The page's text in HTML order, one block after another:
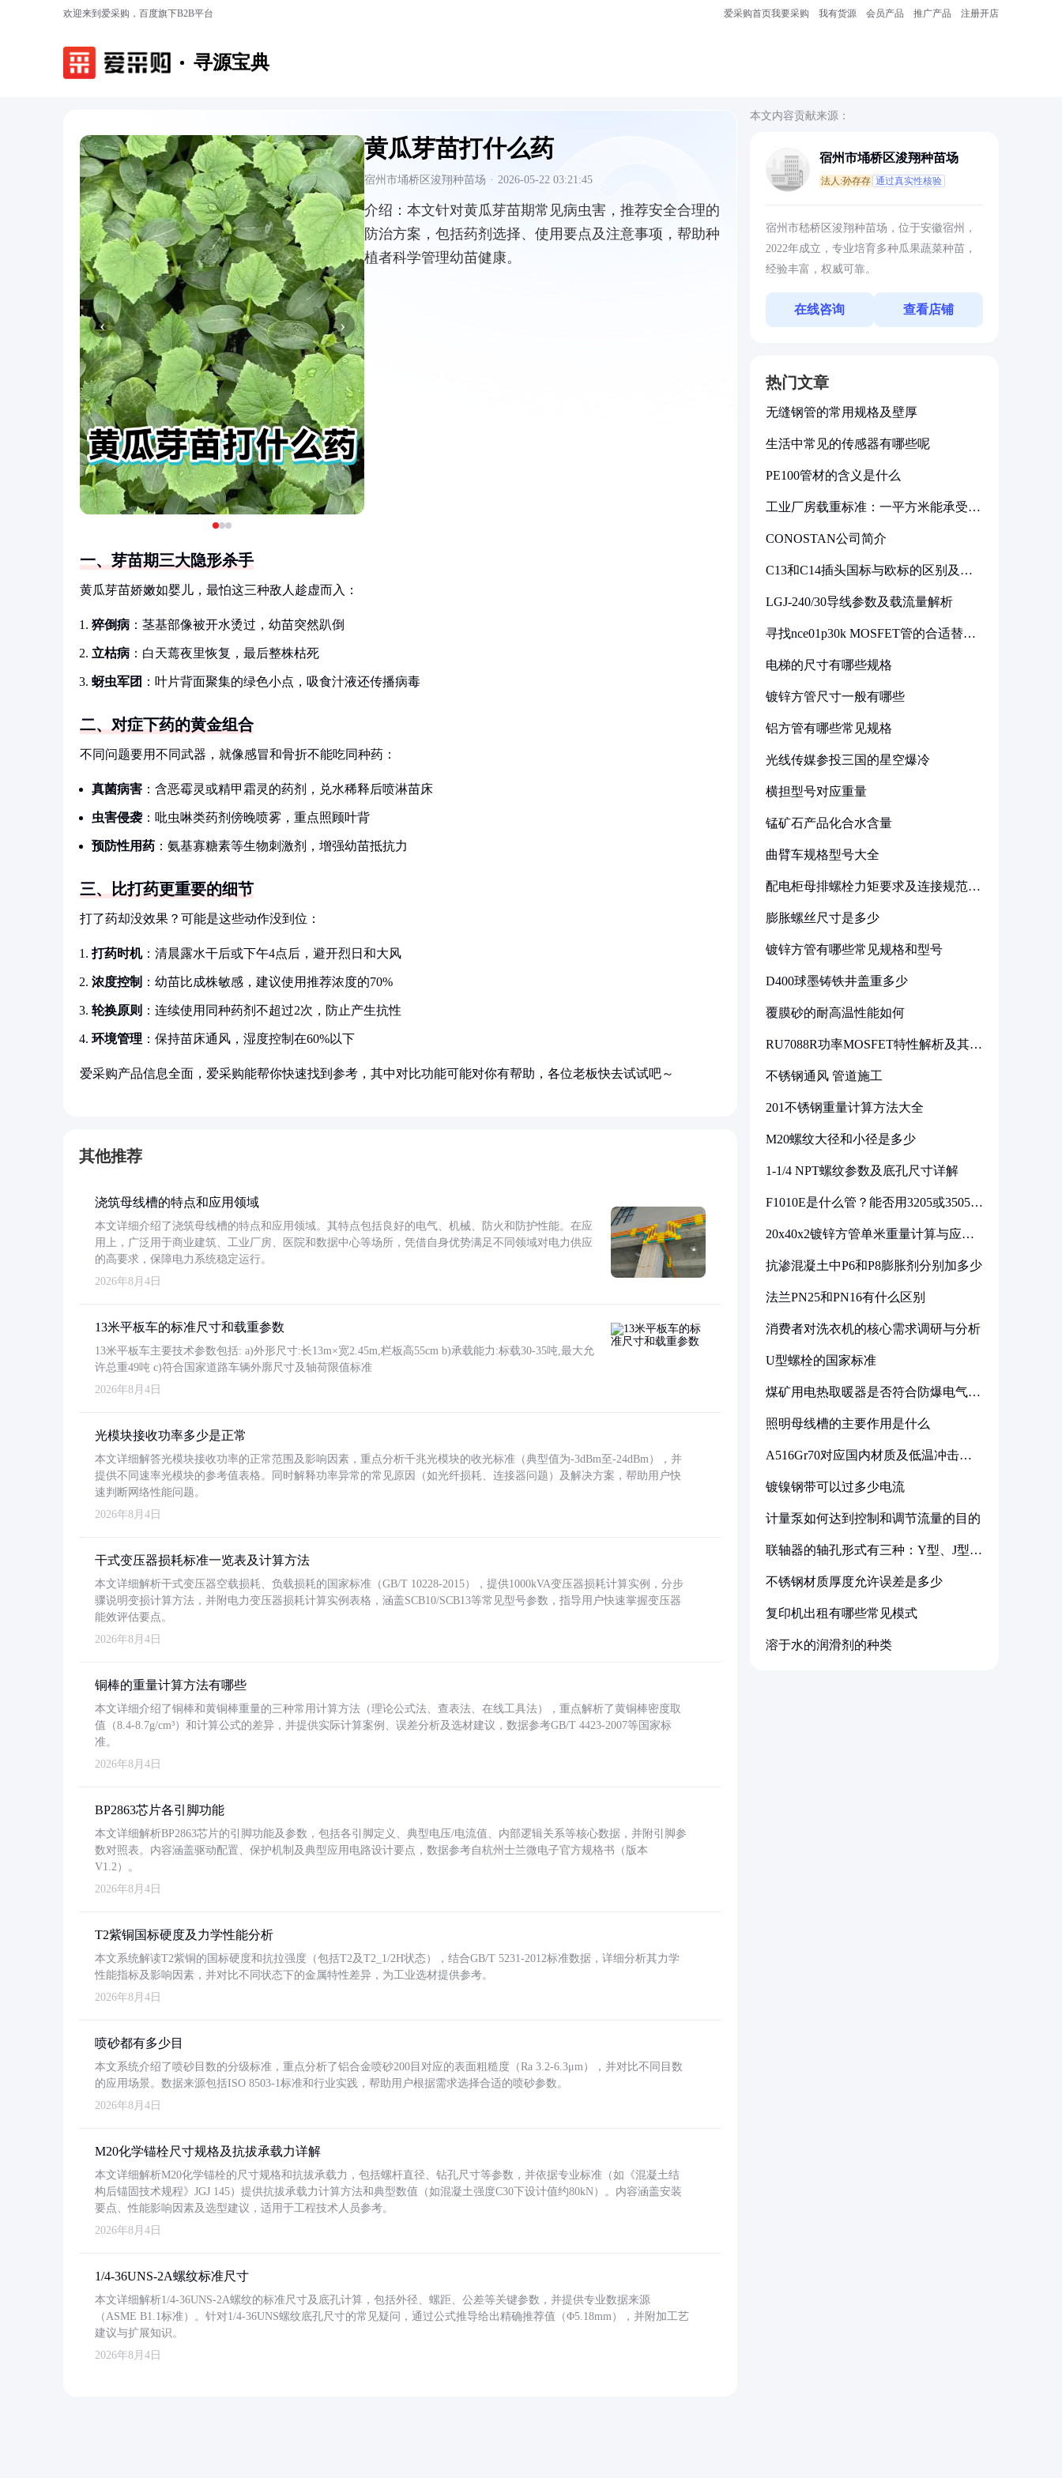
欢迎来到爱采购，百度旗下B2B平台 爱采购首页我要采购 我有货源 会员产品 推广产品 注册开店
寻源宝典
‹ ›
黄瓜芽苗打什么药
宿州市埇桥区浚翔种苗场 · 2026-05-22 03:21:45
介绍： 本文针对黄瓜芽苗期常见病虫害，推荐安全合理的
防治方案，包括药剂选择、使用要点及注意事项，帮助种
植者科学管理幼苗健康。
一、芽苗期三大隐形杀手
黄瓜芽苗娇嫩如婴儿，最怕这三种敌人趁虚而入：
猝倒病 ：茎基部像被开水烫过，幼苗突然趴倒
立枯病 ：白天蔫夜里恢复，最后整株枯死
蚜虫军团 ：叶片背面聚集的绿色小点，吸食汁液还传播病毒
二、对症下药的黄金组合
不同问题要用不同武器，就像感冒和骨折不能吃同种药：
真菌病害 ：含恶霉灵或精甲霜灵的药剂，兑水稀释后喷淋苗床
虫害侵袭：吡虫啉类药剂傍晚喷雾，重点照顾叶背
预防性用药 ：氨基寡糖素等生物刺激剂，增强幼苗抵抗力
三、比打药更重要的细节
打了药却没效果？可能是这些动作没到位：
打药时机：清晨露水干后或下午4点后，避开烈日和大风
浓度控制 ：幼苗比成株敏感，建议使用推荐浓度的70%
轮换原则 ：连续使用同种药剂不超过2次，防止产生抗性
环境管理 ：保持苗床通风，湿度控制在60%以下
爱采购产品信息全面，爱采购能帮你快速找到参考，其中对比功能可能对你有帮助，各位老板快去试试吧～
其他推荐
浇筑母线槽的特点和应用领域
本文详细介绍了浇筑母线槽的特点和应用领域。其特点包括良好的电气、机械、防火和防护性能。在应
用上，广泛用于商业建筑、工业厂房、医院和数据中心等场所，凭借自身优势满足不同领域对电力供应
的高要求，保障电力系统稳定运行。
2026年8月4日
13米平板车的标准尺寸和载重参数
13米平板车主要技术参数包括: a)外形尺寸:长13m×宽2.45m,栏板高55cm b)承载能力:标载30-35吨,最大允
许总重49吨 c)符合国家道路车辆外廓尺寸及轴荷限值标准
2026年8月4日
光模块接收功率多少是正常
本文详细解答光模块接收功率的正常范围及影响因素，重点分析千兆光模块的收光标准（典型值为-3dBm至-24dBm），并
提供不同速率光模块的参考值表格。同时解释功率异常的常见原因（如光纤损耗、连接器问题）及解决方案，帮助用户快
速判断网络性能问题。
2026年8月4日
干式变压器损耗标准一览表及计算方法
本文详细解析干式变压器空载损耗、负载损耗的国家标准（GB/T 10228-2015），提供1000kVA变压器损耗计算实例，分步
骤说明变损计算方法，并附电力变压器损耗计算实例表格，涵盖SCB10/SCB13等常见型号参数，指导用户快速掌握变压器
能效评估要点。
2026年8月4日
铜棒的重量计算方法有哪些
本文详细介绍了铜棒和黄铜棒重量的三种常用计算方法（理论公式法、查表法、在线工具法），重点解析了黄铜棒密度取
值（8.4-8.7g/cm³）和计算公式的差异，并提供实际计算案例、误差分析及选材建议，数据参考GB/T 4423-2007等国家标
准。
2026年8月4日
BP2863芯片各引脚功能
本文详细解析BP2863芯片的引脚功能及参数，包括各引脚定义、典型电压/电流值、内部逻辑关系等核心数据，并附引脚参
数对照表。内容涵盖驱动配置、保护机制及典型应用电路设计要点，数据参考自杭州士兰微电子官方规格书（版本
V1.2）。
2026年8月4日
T2紫铜国标硬度及力学性能分析
本文系统解读T2紫铜的国标硬度和抗拉强度（包括T2及T2_1/2H状态），结合GB/T 5231-2012标准数据，详细分析其力学
性能指标及影响因素，并对比不同状态下的金属特性差异，为工业选材提供参考。
2026年8月4日
喷砂都有多少目
本文系统介绍了喷砂目数的分级标准，重点分析了铝合金喷砂200目对应的表面粗糙度（Ra 3.2-6.3μm），并对比不同目数
的应用场景。数据来源包括ISO 8503-1标准和行业实践，帮助用户根据需求选择合适的喷砂参数。
2026年8月4日
M20化学锚栓尺寸规格及抗拔承载力详解
本文详细解析M20化学锚栓的尺寸规格和抗拔承载力，包括螺杆直径、钻孔尺寸等参数，并依据专业标准（如《混凝土结
构后锚固技术规程》JGJ 145）提供抗拔承载力计算方法和典型数值（如混凝土强度C30下设计值约80kN）。内容涵盖安装
要点、性能影响因素及选型建议，适用于工程技术人员参考。
2026年8月4日
1/4-36UNS-2A螺纹标准尺寸
本文详细解析1/4-36UNS-2A螺纹的标准尺寸及底孔计算，包括外径、螺距、公差等关键参数，并提供专业数据来源
（ASME B1.1标准）。针对1/4-36UNS螺纹底孔尺寸的常见疑问，通过公式推导给出精确推荐值（Φ5.18mm），并附加工艺
建议与扩展知识。
2026年8月4日
本文内容贡献来源：
宿州市埇桥区浚翔种苗场
法人:孙存存 通过真实性核验
宿州市嵇桥区浚翔种苗场，位于安徽宿州，
2022年成立，专业培育多种瓜果蔬菜种苗，
经验丰富，权威可靠。
在线咨询 查看店铺
热门文章
无缝钢管的常用规格及壁厚
生活中常见的传感器有哪些呢
PE100管材的含义是什么
工业厂房载重标准：一平方米能承受多
CONOSTAN公司简介
C13和C14插头国标与欧标的区别及其
LGJ-240/30导线参数及载流量解析
寻找nce01p30k MOSFET管的合适替代
电梯的尺寸有哪些规格
镀锌方管尺寸一般有哪些
铝方管有哪些常见规格
光线传媒参投三国的星空爆冷
横担型号对应重量
锰矿石产品化合水含量
曲臂车规格型号大全
配电柜母排螺栓力矩要求及连接规范详
膨胀螺丝尺寸是多少
镀锌方管有哪些常见规格和型号
D400球墨铸铁井盖重多少
覆膜砂的耐高温性能如何
RU7088R功率MOSFET特性解析及其在
不锈钢通风 管道施工
201不锈钢重量计算方法大全
M20螺纹大径和小径是多少
1-1/4 NPT螺纹参数及底孔尺寸详解
F1010E是什么管？能否用3205或3505代
20x40x2镀锌方管单米重量计算与应用
抗渗混凝土中P6和P8膨胀剂分别加多少
法兰PN25和PN16有什么区别
消费者对洗衣机的核心需求调研与分析
U型螺栓的国家标准
煤矿用电热取暖器是否符合防爆电气设
照明母线槽的主要作用是什么
A516Gr70对应国内材质及低温冲击要
镀镍钢带可以过多少电流
计量泵如何达到控制和调节流量的目的
联轴器的轴孔形式有三种：Y型、J型、
不锈钢材质厚度允许误差是多少
复印机出租有哪些常见模式
溶于水的润滑剂的种类